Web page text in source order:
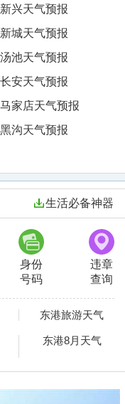
兴天气预报
城天气预报
池天气预报
安天气预报
家店天气预报
沟天气预报
生活必备神器
身份
号码
违章
查询
东港旅游天气
东港8月天气